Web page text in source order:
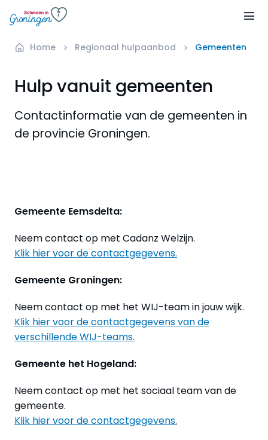
Home Regionaal hulpaanbod Gemeenten
Hulp vanuit gemeenten
Contactinformatie van de gemeenten in
de provincie Groningen.
Gemeente Eemsdelta:
Neem contact op met Cadanz Welzijn.
Klik hier voor de contactgegevens.
Gemeente Groningen:
Neem contact op met het WIJ-team in jouw wijk.
Klik hier voor de contactgegevens van de
verschillende WIJ-teams.
Gemeente het Hogeland:
Neem contact op met het sociaal team van de
gemeente.
Klik hier voor de contactgegevens.